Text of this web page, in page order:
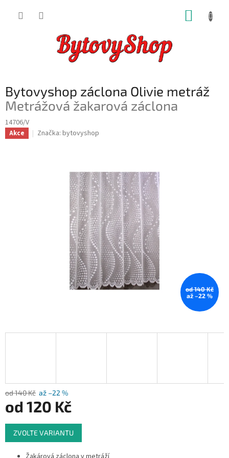
Bytovyshop záclona Olivie metráž
Metrážová žakarová záclona
14706/V
Akce Značka: bytovyshop
od 140 Kč
až –22 %
od 140 Kč až –22 %
od 120 Kč
Měrná
cena:
ZVOLTE VARIANTU